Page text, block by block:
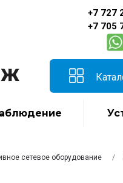
+7 727
+7 705
сетевое оборудование